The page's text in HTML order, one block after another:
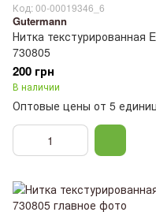
Код: 00-00019346_6
Gutermann
Нитка текстурированная
730805
200 грн
В наличии
Оптовые цены от 5